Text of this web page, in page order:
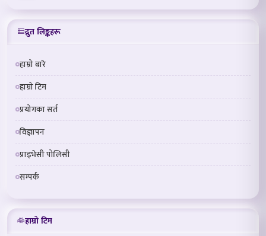
द्रुत लिङ्कहरू
हाम्रो बारे
हाम्रो टिम
प्रयोगका सर्त
विज्ञापन
प्राइभेसी पोलिसी
सम्पर्क
हाम्रो टिम